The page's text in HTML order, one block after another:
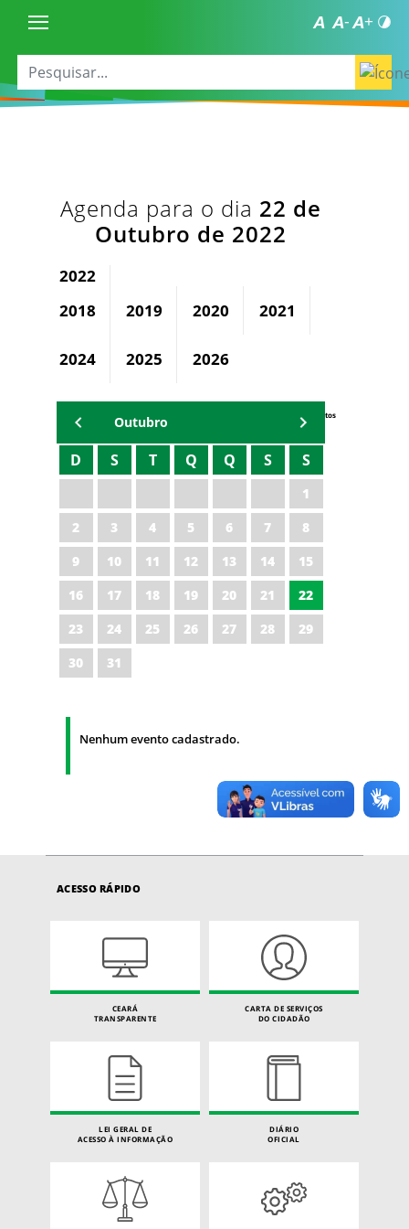
Agenda para o dia 22 de
Outubro de 2022
2022
2018
2019 2020 2021
2024 2025 2026
Eventos
Outubro
D S T Q Q S S
1
2
3 4 5 6 7
8
9
10 11 12 13 14
15
16
17 18 19 20 21
22
23
24 25 26 27 28
29
30
31
Nenhum evento cadastrado.
ACESSO RÁPIDO
CEARÁ
TRANSPARENTE
CARTA DE SERVIÇOS
DO CIDADÃO
LEI GERAL DE
ACESSO À INFORMAÇÃO
DIÁRIO
OFICIAL